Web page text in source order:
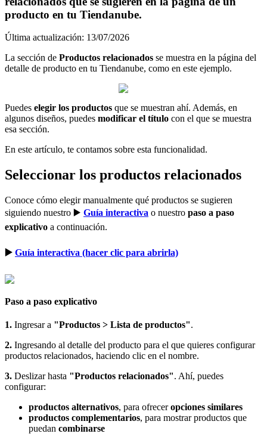
producto en tu Tiendanube.
Última actualización: 13/07/2026
La sección de Productos relacionados se muestra en la página del
detalle de producto en tu Tiendanube, como en este ejemplo.
Puedes elegir los productos que se muestran ahí. Además, en
algunos diseños, puedes modificar el título con el que se muestra
esa sección.
En este artículo, te contamos sobre esta funcionalidad.
Seleccionar los productos relacionados
Conoce cómo elegir manualmente qué productos se sugieren
siguiendo nuestro ▶️ Guía interactiva o nuestro paso a paso
explicativo a continuación.
▶️ Guía interactiva (hacer clic para abrirla)
Paso a paso explicativo
1. Ingresar a "Productos > Lista de productos".
2. Ingresando al detalle del producto para el que quieres configurar
productos relacionados, haciendo clic en el nombre.
3. Deslizar hasta "Productos relacionados". Ahí, puedes
configurar:
productos alternativos, para ofreceropciones similares
productos complementarios, para mostrar productos que
puedan combinarse